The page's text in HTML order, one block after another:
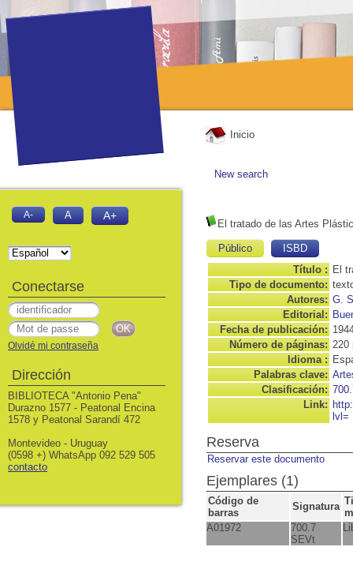
Inicio
New search
El tratado de las Artes
Público
ISBD
Título : El
Tipo de documento:
Autores: G.
Editorial:
Fecha de publicación:
Número de páginas: 220
Idioma :
Palabras clave:
Clasificación:
Link:
lvl=
Reserva
Reservar este documento
Ejemplares (1)
Código de
barras
Signatura
A01972
700.7
SEVt
A- A A+
Conectarse
Olvidé mi contraseña
Dirección
BIBLIOTECA "Antonio Pena"
Durazno 1577 - Peatonal Encina
1578 y Peatonal Sarandí 472
Montevideo - Uruguay
(0598 +) WhatsApp 092 529 505
contacto